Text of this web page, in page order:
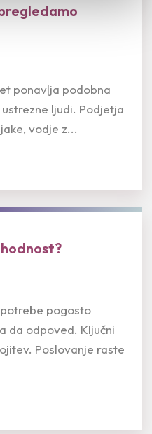
ponavlja podobna
ljudi. Podjetja
vodje z...
pogosto
da odpoved. Ključni
Poslovanje raste